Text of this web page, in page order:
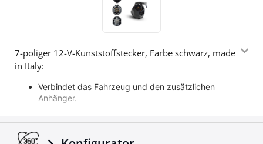
7-poliger 12-V-Kunststoffstecker, Farbe schwarz, made
in Italy:
Verbindet das Fahrzeug und den zusätzlichen
Anhänger.
Fahrzeug zum Anhänger.
Anpassbar an alle LKW / Anhänger.